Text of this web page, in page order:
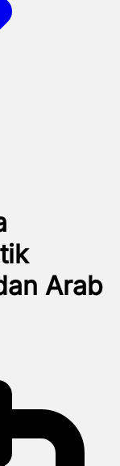
Arab